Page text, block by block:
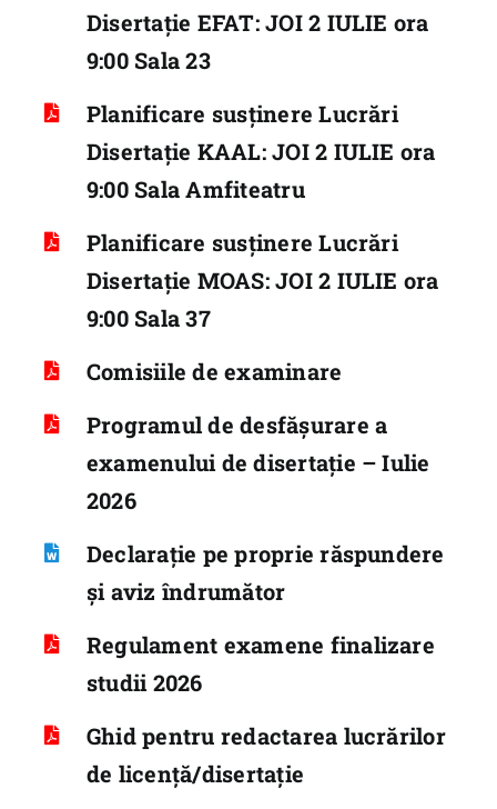
Disertație EFAT: JOI 2 IULIE ora
9:00 Sala 23
Planificare susținere Lucrări
Disertație KAAL: JOI 2 IULIE ora
9:00 Sala Amfiteatru
Planificare susținere Lucrări
Disertație MOAS: JOI 2 IULIE ora
9:00 Sala 37
Comisiile de examinare
Programul de desfășurare a
examenului de disertație – Iulie
2026
Declarație pe proprie răspundere
și aviz îndrumător
Regulament examene finalizare
studii 2026
Ghid pentru redactarea lucrărilor
de licență/disertație